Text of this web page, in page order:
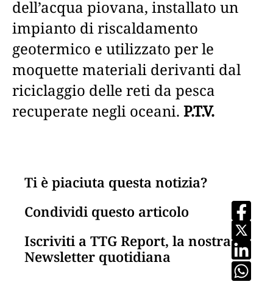
dell’acqua piovana, installato un
impianto di riscaldamento
geotermico e utilizzato per le
moquette materiali derivanti dal
riciclaggio delle reti da pesca
recuperate negli oceani. P.T.V.
Ti è piaciuta questa notizia?
Condividi questo articolo
Iscriviti a TTG Report, la nostra
Newsletter quotidiana